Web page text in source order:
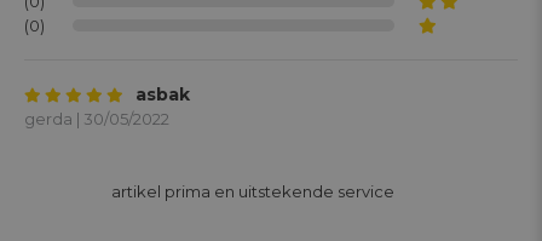
(0)
asbak
gerda | 30/05/2022